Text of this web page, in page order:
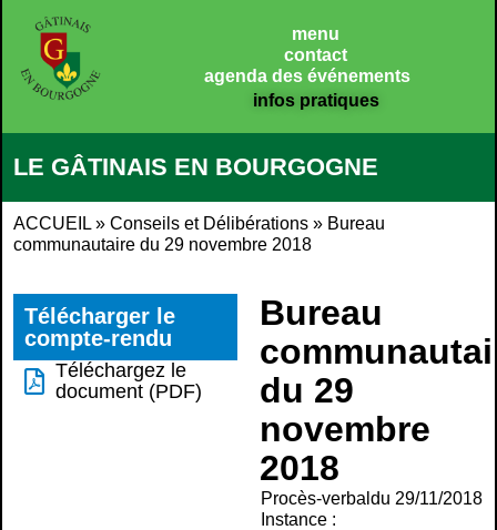
menu
contact
agenda des événements
infos pratiques
LE GÂTINAIS EN BOURGOGNE
ACCUEIL » Conseils et Délibérations » Bureau
communautaire du 29 novembre 2018
Bureau
du 29
novembre
2018
Procès-verbal du 29/11/2018
Instance :
Télécharger le
compte-rendu
Téléchargez le
document (PDF)